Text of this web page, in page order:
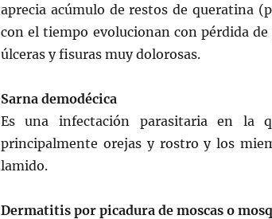
aprecia acúmulo de restos de queratina
con el tiempo evolucionan con pérdida
úlceras y fisuras muy dolorosas.
Sarna demodécica
Es una infectación parasitaria en la
principalmente orejas y rostro y los
lamido.
Dermatitis por picadura de moscas o